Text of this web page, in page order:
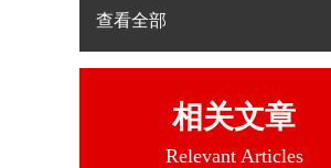
查看全部
相关文章
Relevant Articles